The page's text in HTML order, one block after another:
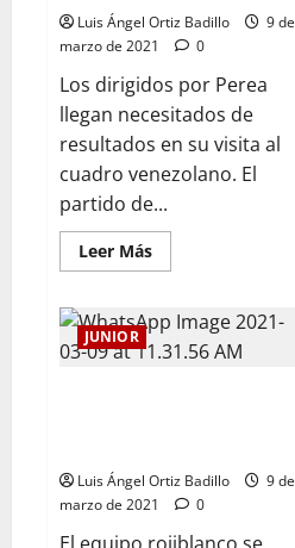
Luis Ángel Ortiz Badillo
9 de
marzo de 2021
0
Los dirigidos por Perea
llegan necesitados de
resultados en su visita al
cuadro venezolano. El
partido de...
Leer Más
JUNIOR
Luis Ángel Ortiz Badillo
9 de
marzo de 2021
0